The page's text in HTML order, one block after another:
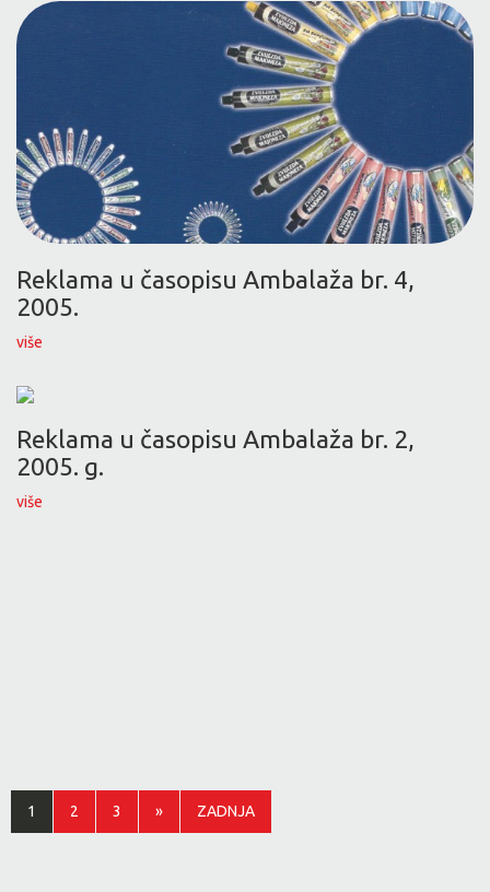
Reklama u časopisu Ambalaža br. 4,
2005.
više
Reklama u časopisu Ambalaža br. 2,
2005. g.
više
1 2 3 » ZADNJA